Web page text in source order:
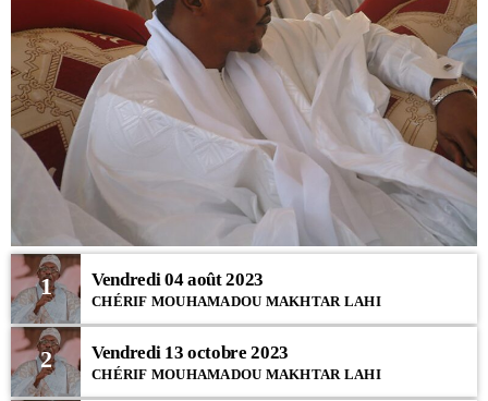
1 Vendredi 04 août 2023
CHÉRIF MOUHAMADOU MAKHTAR LAHI
2 Vendredi 13 octobre 2023
CHÉRIF MOUHAMADOU MAKHTAR LAHI